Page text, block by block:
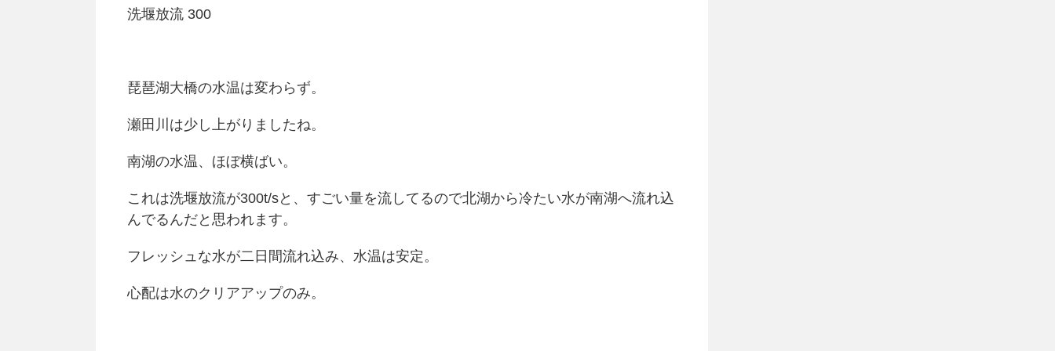
洗堰放流 300
琵琶湖大橋の水温は変わらず。
瀬田川は少し上がりましたね。
南湖の水温、ほぼ横ばい。
これは洗堰放流が300t/sと、すごい量を流してるので北湖から冷たい水が南湖へ流れ込
んでるんだと思われます。
フレッシュな水が二日間流れ込み、水温は安定。
心配は水のクリアアップのみ。